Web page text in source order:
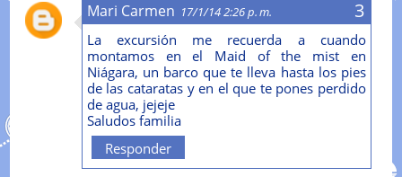
Mari Carmen 17/1/14 2:26 p. m.
La excursión me recuerda a cuando
montamos en el Maid of the mist en
Niágara, un barco que te lleva hasta los pies
de las cataratas y en el que te pones perdido
de agua, jejeje
Saludos familia
Responder